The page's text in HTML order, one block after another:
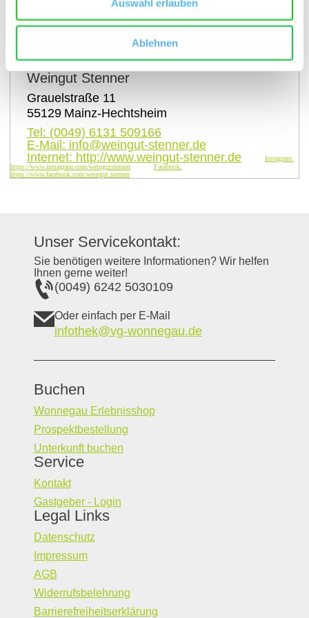
Auswahl erlauben
Ablehnen
auf Karte anzeigen
Kontaktinformationen:
Weingut Stenner
Grauelstraße 11
55129 Mainz-Hechtsheim
Tel: (0049) 6131 509166
E-Mail: info@weingut-stenner.de
Internet: http://www.weingut-stenner.de
Instagram:
https://www.instagram.com/weingutstenner
Facebook:
https://www.facebook.com/weingut.stenner
Unser Servicekontakt:
Sie benötigen weitere Informationen? Wir helfen
Ihnen gerne weiter!
(0049) 6242 5030109
Oder einfach per E-Mail
infothek@vg-wonnegau.de
Buchen
Wonnegau Erlebnisshop
Prospektbestellung
Unterkunft buchen
Service
Kontakt
Gastgeber - Login
Legal Links
Datenschutz
Impressum
AGB
Widerrufsbelehrung
Barrierefreiheitserklärung